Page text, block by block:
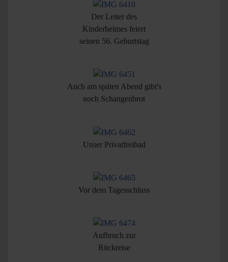
Der Leiter des
Kinderheimes feiert
seinen 56. Geburtstag
Auch am späten Abend gibt's
noch Schangenbrot
Unser Privatfreibad
Vor dem Tagesschluss
Aufbruch zur
Rückreise